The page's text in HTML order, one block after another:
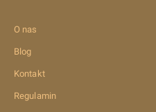
O nas
Blog
Kontakt
Regulamin